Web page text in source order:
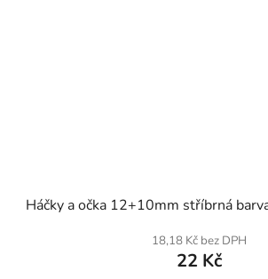
Háčky a očka 12+10mm stříbrná
18,18 Kč bez DPH
22 Kč